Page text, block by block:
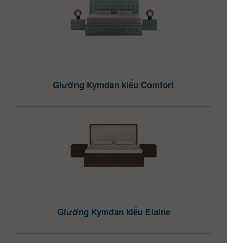
Giường Kymdan kiểu Comfort
Giường Kymdan kiểu Elaine